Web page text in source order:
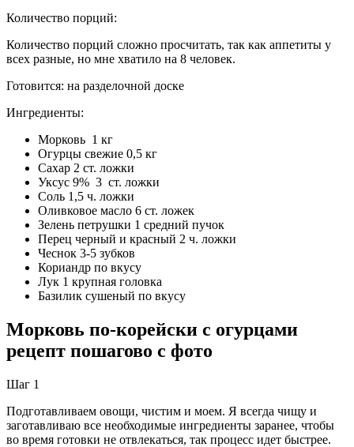
Количество порций:
Количество порций сложно просчитать, так как аппетиты у
всех разные, но мне хватило на 8 человек.
Готовится: на разделочной доске
Ингредиенты:
Морковь 1 кг
Огурцы свежие 0,5 кг
Сахар 2 ст. ложки
Уксус 9% 3 ст. ложки
Соль 1,5 ч. ложки
Оливковое масло 6 ст. ложек
Зелень петрушки 1 средний пучок
Перец черный и красный 2 ч. ложки
Чеснок 3-5 зубков
Кориандр по вкусу
Лук 1 крупная головка
Базилик сушеный по вкусу
Морковь по-корейски с огурцами
рецепт пошагово с фото
Шаг 1
Подготавливаем овощи, чистим и моем. Я всегда чищу и
заготавливаю все необходимые ингредиенты заранее, чтобы
во время готовки не отвлекаться, так процесс идет быстрее.